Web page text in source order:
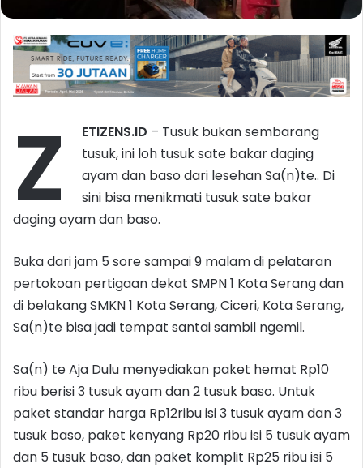
Z ETIZENS.ID – Tusuk bukan sembarang
tusuk, ini loh tusuk sate bakar daging
ayam dan baso dari lesehan Sa(n)te.. Di
sini bisa menikmati tusuk sate bakar
daging ayam dan baso.
Buka dari jam 5 sore sampai 9 malam di pelataran
pertokoan pertigaan dekat SMPN 1 Kota Serang dan
di belakang SMKN 1 Kota Serang, Ciceri, Kota Serang,
Sa(n)te bisa jadi tempat santai sambil ngemil.
Sa(n) te Aja Dulu menyediakan paket hemat Rp10
ribu berisi 3 tusuk ayam dan 2 tusuk baso. Untuk
paket standar harga Rp12ribu isi 3 tusuk ayam dan 3
tusuk baso, paket kenyang Rp20 ribu isi 5 tusuk ayam
dan 5 tusuk baso, dan paket komplit Rp25 ribu isi 5